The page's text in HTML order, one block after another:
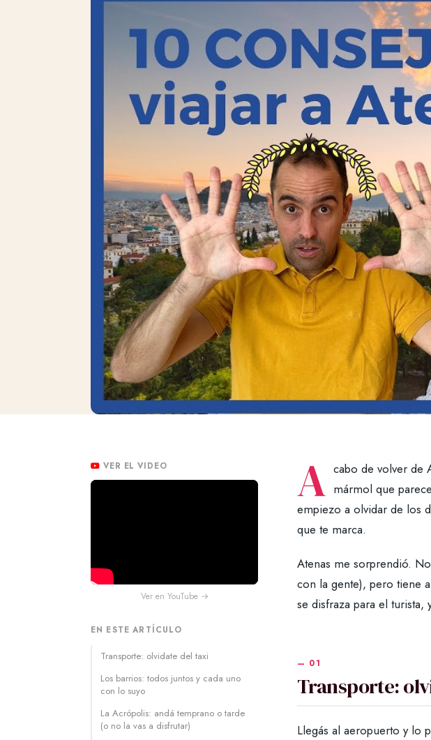
VER EL VIDEO
Ver en YouTube →
EN ESTE ARTÍCULO
Transporte: olvidate del taxi
Los barrios: todos juntos y cada uno
con lo suyo
La Acrópolis: andá temprano o tarde
(o no la vas a disfrutar)
A cabo de volver de
mármol que
empiezo a olvidar de los
que te marca.
Atenas me sorprendió.
con la gente), pero tiene
se disfraza para el turista,
Transporte:
Llegás al aeropuerto y lo